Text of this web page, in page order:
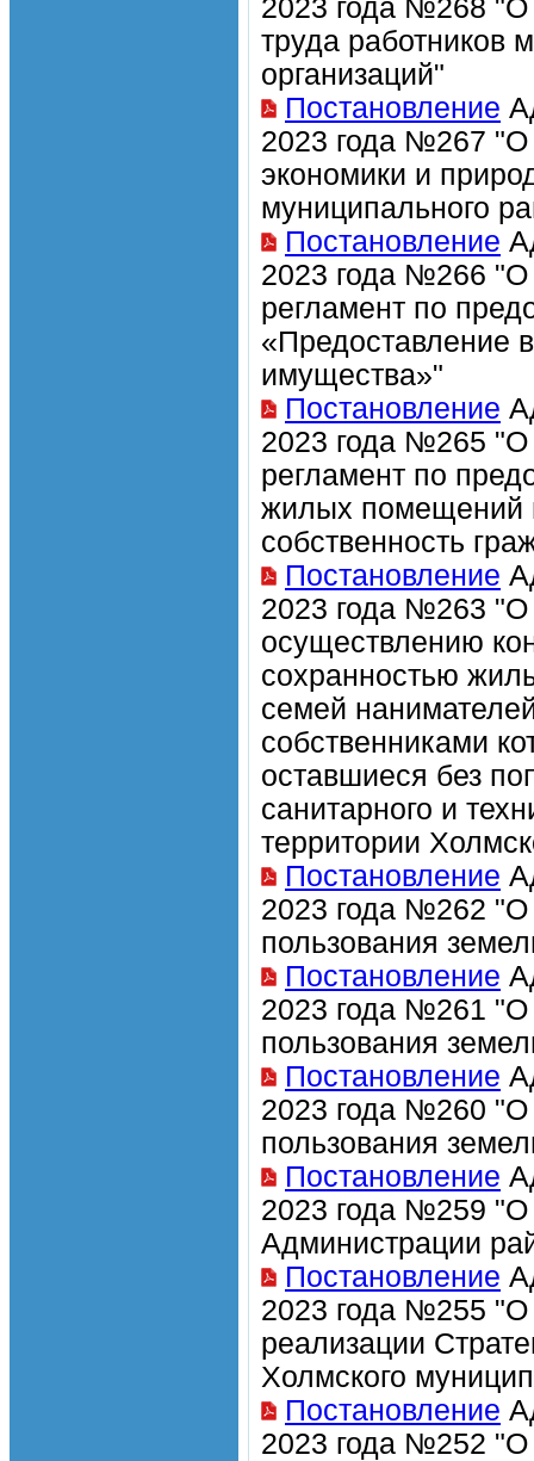
2023 года №268 "О
труда работников
организаций"
Постановление
2023 года №267 "О
экономики и
муниципального
Постановление
2023 года №266 "О
регламент по
«Предоставление
имущества»"
Постановление
2023 года №265 "О
регламент по
жилых помещений
собственность
Постановление
2023 года №263 "О
осуществлению
сохранностью
семей
собственниками
оставшиеся без
санитарного и
территории
Постановление
2023 года №262 "О
пользования
Постановление
2023 года №261 "О
пользования
Постановление
2023 года №260 "О
пользования
Постановление
2023 года №259 "О
Администрации
Постановление
2023 года №255 "О
реализации
Холмского
Постановление
2023 года №252 "О